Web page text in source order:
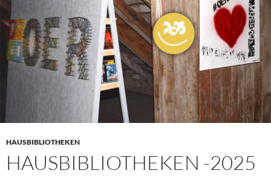
HAUSBIBLIOTHEKEN
HAUSBIBLIOTHEKEN -2025